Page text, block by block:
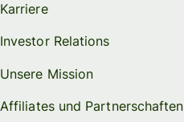
Karriere
Investor Relations
Unsere Mission
Affiliates und Partnerschaften